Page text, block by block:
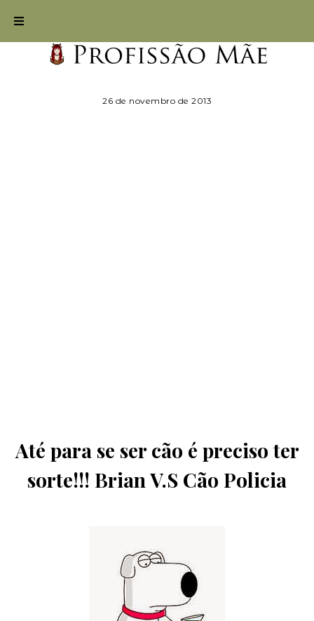
26 de novembro de 2013
Até para se ser cão é preciso ter
sorte!!! Brian V.S Cão Policia